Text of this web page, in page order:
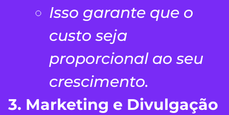
Isso garante que o
custo seja
proporcional ao seu
crescimento.
3. Marketing e Divulgação